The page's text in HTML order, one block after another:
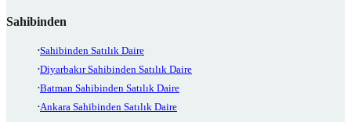
Sahibinden
Sahibinden Satılık Daire
Diyarbakır Sahibinden Satılık Daire
Batman Sahibinden Satılık Daire
Ankara Sahibinden Satılık Daire